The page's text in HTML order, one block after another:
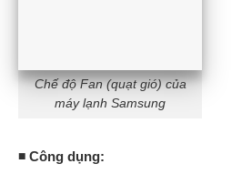
Chế độ Fan (quạt gió) của
máy lạnh Samsung
◾ Công dụng: